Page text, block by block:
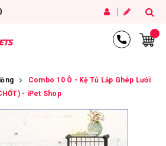
Combo 10 Ô - Kệ Tủ Lắp Ghép Lưới
- iPet Shop